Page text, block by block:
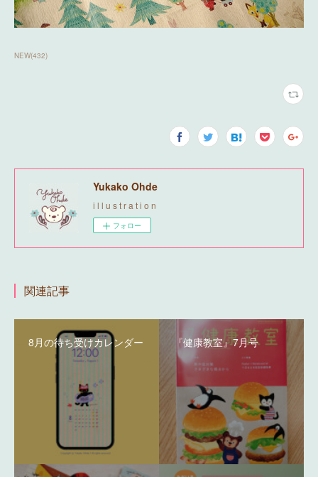
NEW(432)
Yukako Ohde
i l l u s t r a t i o n
フォロー
関連記事
8月の待ち受けカレンダー 『健康教室』7月号